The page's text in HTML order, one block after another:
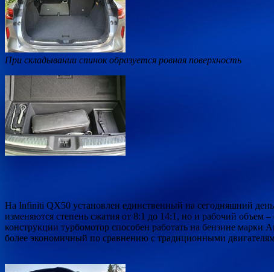
При складывании спинок образуется ровная поверхность
На Infiniti QX50 установлен единственный на сегодняшний
изменяются степень сжатия от 8:1 до 14:1, но и рабочий объем
конструкции турбомотор способен работать на бензине
более экономичный по сравнению с традиционными